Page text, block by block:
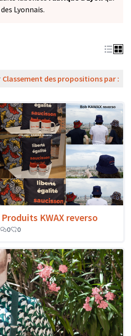
Lyonnais.
Classement des propositions par :
KWAX reverso
0 0